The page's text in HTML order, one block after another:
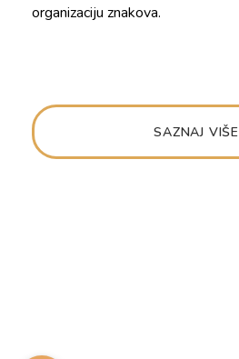
organizaciju znakova.
SAZNAJ VIŠE